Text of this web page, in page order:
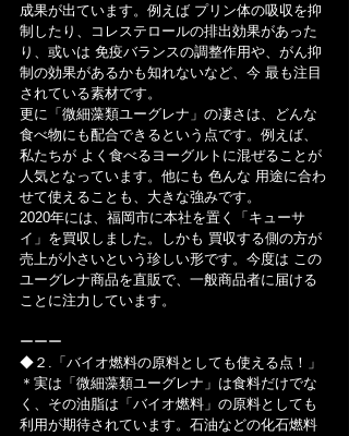
成果が出ています。例えば プリン体の吸収を抑
制したり、コレステロールの排出効果があった
り、或いは 免疫バランスの調整作用や、がん抑
制の効果があるかも知れないなど、今 最も注目
されている素材です。
更に「微細藻類ユーグレナ」の凄さは、どんな
食べ物にも配合できるという点です。例えば、
私たちが よく食べるヨーグルトに混ぜることが
人気となっています。他にも 色んな 用途に合わ
せて使えることも、大きな強みです。
2020年には、福岡市に本社を置く「キューサ
イ」を買収しました。しかも 買収する側の方が
売上が小さいという珍しい形です。今度は この
ユーグレナ商品を直販で、一般商品者に届ける
ことに注力しています。
ーーー
◆２.「バイオ燃料の原料としても使える点！」
＊実は「微細藻類ユーグレナ」は食料だけでな
く、その油脂は「バイオ燃料」の原料としても
利用が期待されています。石油などの化石燃料